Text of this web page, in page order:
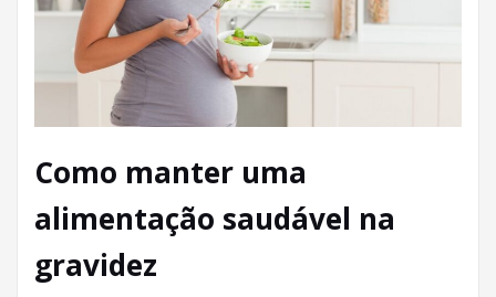
Como manter uma
alimentação saudável na
gravidez